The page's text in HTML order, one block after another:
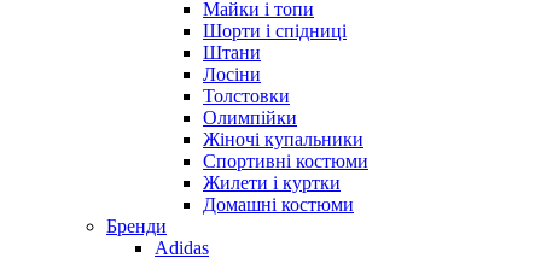
Майки і топи
Шорти і спідниці
Штани
Лосіни
Толстовки
Олимпійки
Жіночі купальники
Спортивні костюми
Жилети і куртки
Домашні костюми
Бренди
Adidas